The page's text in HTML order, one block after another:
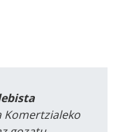
Komertzialeko